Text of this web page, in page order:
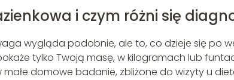
i czym różni się
wygląda podobnie, ale to, co dzieje się po
tylko Twoją masę, w kilogramach lub
domowe badanie, zbliżone do wizyty u